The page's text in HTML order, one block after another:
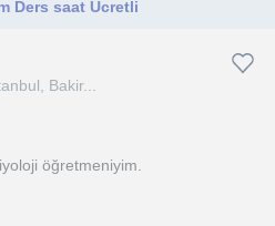
Ders saat Ücretli
Bakir...
öğretmeniyim.